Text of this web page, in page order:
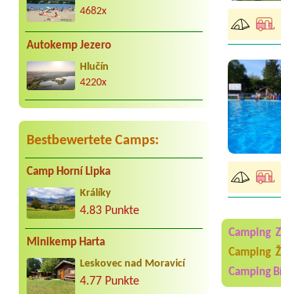
4682x
Autokemp Jezero
Hlučín
4220x
Bestbewertete Camps:
Camp Horní Lipka
Králíky
4.83 Punkte
Minikemp Harta
Leskovec nad Moravicí
4.77 Punkte
Camping
Camping
Camping
Aneta
velice
jak na
Jana
*****
Chtěli